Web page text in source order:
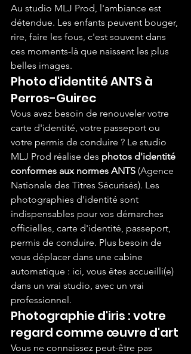
Au studio MLJ Prod, l'ambiance est
détendue. Les enfants peuvent bouger,
rire, faire les fous, c'est souvent dans
ces moments-là que naissent les plus
belles images.
Photo d'identité ANTS à
Perros-Guirec
Vous avez besoin de renouveler votre
carte d'identité, votre passeport ou
votre permis de conduire ? Le studio
MLJ Prod réalise des photos d'identité
conformes aux normes ANTS (Agence
Nationale des Titres Sécurisés). Les
photographies d'identité sont
indispensables pour vos démarches
officielles, carte d'identité, passeport,
permis de conduire. Plus besoin de
vous déplacer dans une cabine
automatique : ici, vous êtes accueilli(e)
dans un vrai studio, avec un vrai
professionnel.
Photographie d'iris : votre
regard comme œuvre d'art
Vous ne connaissez peut-être pas